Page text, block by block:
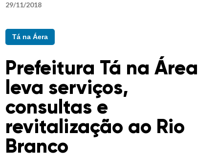
29/11/2018
Tá na Áera
Prefeitura Tá na Área
leva serviços,
consultas e
revitalização ao Rio
Branco